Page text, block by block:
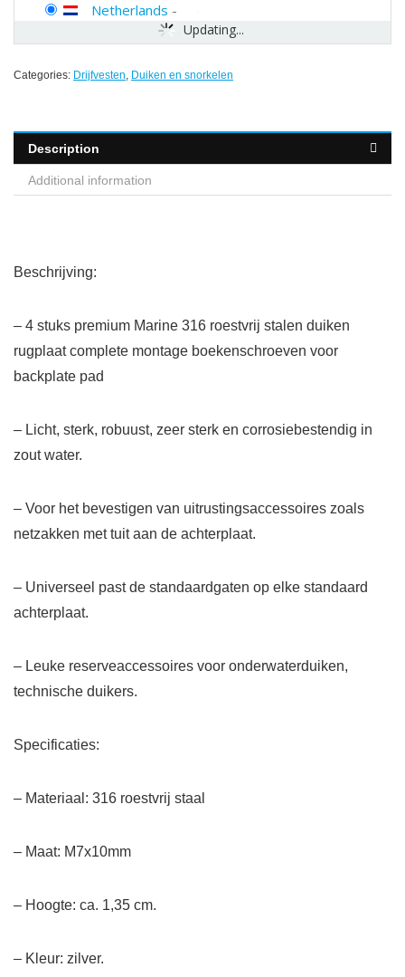
Updating...
Netherlands -
Categories: Drijfvesten, Duiken en snorkelen
Description
Additional information
Beschrijving:
– 4 stuks premium Marine 316 roestvrij stalen duiken
rugplaat complete montage boekenschroeven voor
backplate pad
– Licht, sterk, robuust, zeer sterk en corrosiebestendig in
zout water.
– Voor het bevestigen van uitrustingsaccessoires zoals
netzakken met tuit aan de achterplaat.
– Universeel past de standaardgaten op elke standaard
achterplaat.
– Leuke reserveaccessoires voor onderwaterduiken,
technische duikers.
Specificaties:
– Materiaal: 316 roestvrij staal
– Maat: M7x10mm
– Hoogte: ca. 1,35 cm.
– Kleur: zilver.